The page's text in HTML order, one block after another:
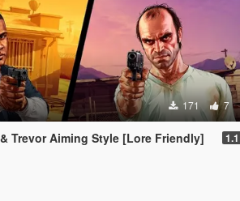
171 7
Trevor Aiming Style [Lore Friendly] 1.1